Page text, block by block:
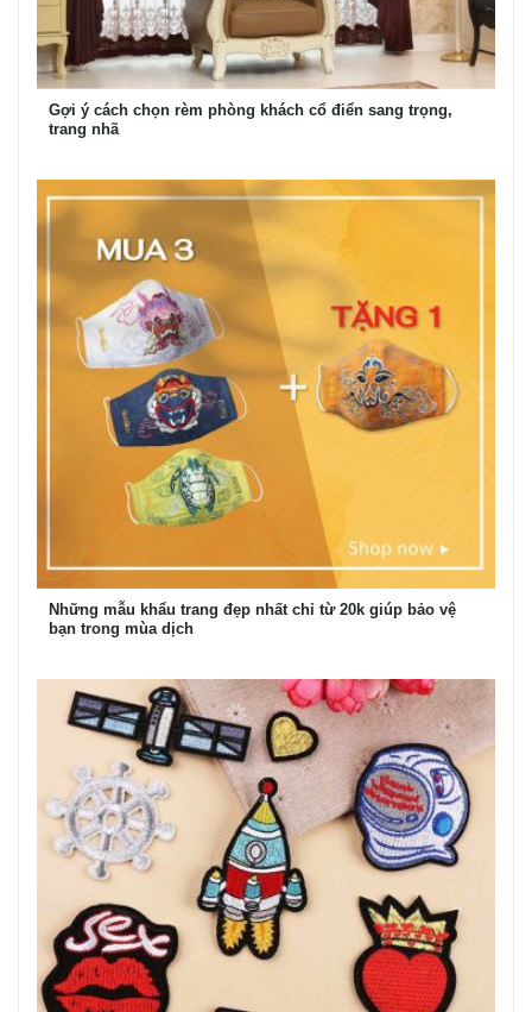
Gợi ý cách chọn rèm phòng khách cổ điển sang trọng,
trang nhã
Những mẫu khẩu trang đẹp nhất chỉ từ 20k giúp bảo vệ
bạn trong mùa dịch